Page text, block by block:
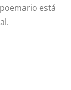
está